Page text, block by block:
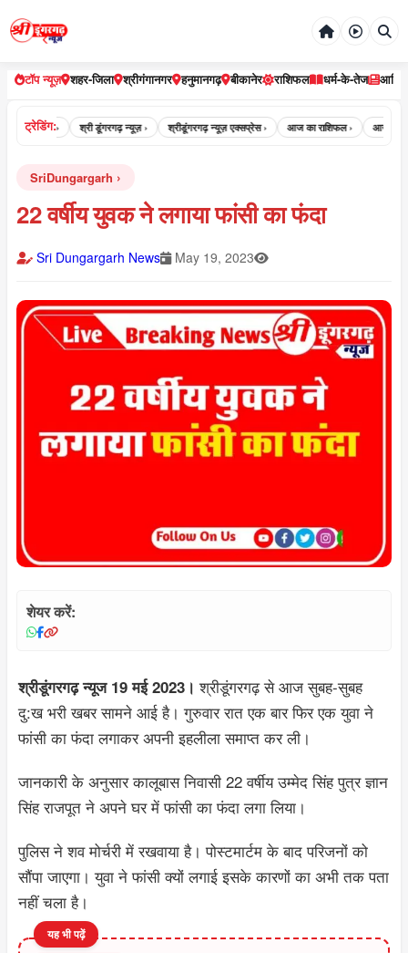
टॉप न्यूज़ शहर-जिला श्रीगंगानगर हनुमानगढ़ बीकानेर राशिफल धर्म-के-तेज
ट्रेडिंग:
न्यूज़ › श्री डूंगरगढ़ न्यूज़ › श्रीडूंगरगढ़ न्यूज़ एक्सप्रेस › आज का राशिफल › आज का
SriDungargarh
22 वर्षीय युवक ने लगाया फांसी का फंदा
Sri Dungargarh News May 19, 2023
शेयर करें:
श्रीडूंगरगढ़ न्यूज 19 मई 2023। श्रीडूंगरगढ़ से आज सुबह-सुबह
दु:ख भरी खबर सामने आई है। गुरुवार रात एक बार फिर एक युवा ने
फांसी का फंदा लगाकर अपनी इहलीला समाप्त कर ली।
जानकारी के अनुसार कालूबास निवासी 22 वर्षीय उम्मेद सिंह पुत्र ज्ञान
सिंह राजपूत ने अपने घर में फांसी का फंदा लगा लिया।
पुलिस ने शव मोर्चरी में रखवाया है। पोस्टमार्टम के बाद परिजनों को
सौंपा जाएगा। युवा ने फांसी क्यों लगाई इसके कारणों का अभी तक पता
नहीं चला है।
यह भी पढ़ें